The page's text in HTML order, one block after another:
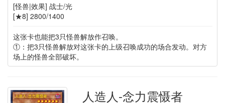
[怪兽|效果] 战士/光
[★8] 2800/1400
这张卡也能把3只怪兽解放作召唤。
①：把3只怪兽解放对这张卡的上级召唤成功的场合发动。对方
场上的怪兽全部破坏。
人造人-念力震慑者